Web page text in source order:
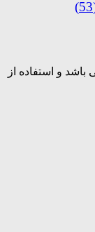
و استفاده از